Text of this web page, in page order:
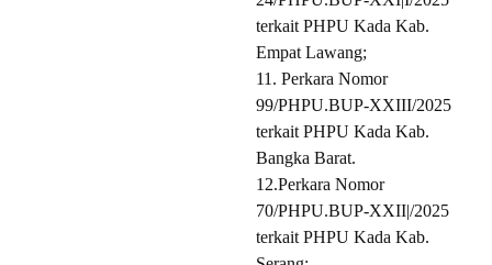
terkait PHPU Kada Kab.
Empat Lawang;
11. Perkara Nomor
99/PHPU.BUP-XXIII/2025
terkait PHPU Kada Kab.
Bangka Barat.
12.Perkara Nomor
70/PHPU.BUP-XXII|/2025
terkait PHPU Kada Kab.